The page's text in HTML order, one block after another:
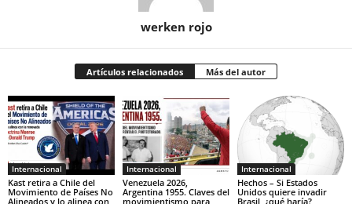
werken rojo
Artículos relacionados Más del autor
Internacional
Kast retira a Chile del
Movimiento de Países No
Alineados y lo alinea con
Internacional
Venezuela 2026,
Argentina 1955. Claves del
movimientismo para
Internacional
Hechos – Si Estados
Unidos quiere invadir
Brasil, ¿qué haría?